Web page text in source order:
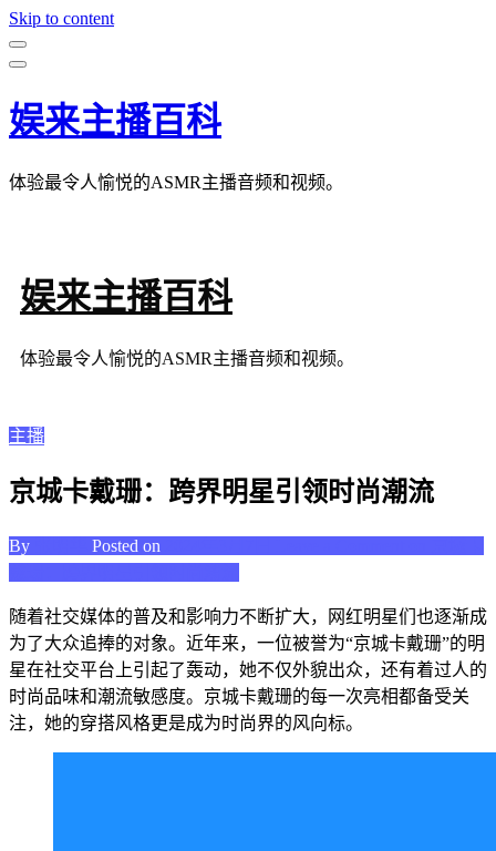
Skip to content
娱来主播百科
体验最令人愉悦的ASMR主播音频和视频。
娱来主播百科
体验最令人愉悦的ASMR主播音频和视频。
主播
京城卡戴珊：跨界明星引领时尚潮流
By Posted on
随着社交媒体的普及和影响力不断扩大，网红明星们也逐渐成
为了大众追捧的对象。近年来，一位被誉为“京城卡戴珊”的明
星在社交平台上引起了轰动，她不仅外貌出众，还有着过人的
时尚品味和潮流敏感度。京城卡戴珊的每一次亮相都备受关
注，她的穿搭风格更是成为时尚界的风向标。